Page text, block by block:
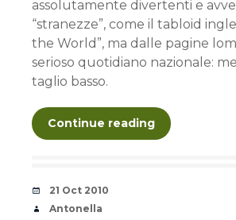
assolutamente divertenti e
“stranezze”, come il tabloid
the World”, ma dalle pagine
serioso quotidiano nazionale:
taglio basso.
Continue reading
Date
21 Oct 2010
Author
Antonella